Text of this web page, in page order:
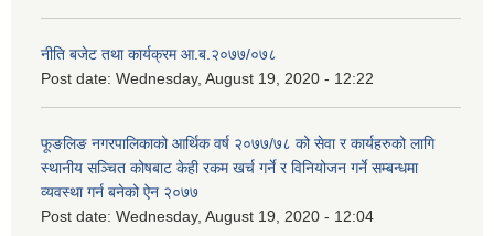
नीति बजेट तथा कार्यक्रम आ.ब.२०७७/०७८
Post date: Wednesday, August 19, 2020 - 12:22
फूङलिङ नगरपालिकाको आर्थिक वर्ष २०७७/७८ को सेवा र कार्यहरुको लागि
स्थानीय सञ्चित कोषबाट केही रकम खर्च गर्ने र विनियोजन गर्ने सम्बन्धमा
व्यवस्था गर्न बनेको ऐन २०७७
Post date: Wednesday, August 19, 2020 - 12:04